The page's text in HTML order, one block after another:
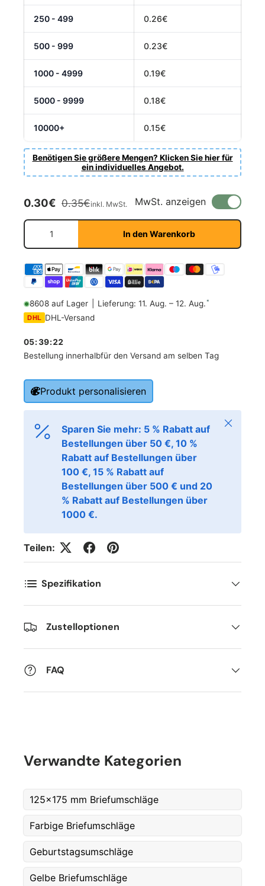
250 - 499 0.26€
500 - 999 0.23€
1000 - 4999 0.19€
5000 - 9999 0.18€
10000+ 0.15€
Benötigen Sie größere Mengen? Klicken Sie hier für
ein individuelles Angebot.
Verkaufspreis
0.30€ Normaler Preis
0.35€inkl. MwSt. MwSt. anzeigen
Anzahl
In den Warenkorb
8608 auf Lager Lieferung: 11. Aug. – 12. Aug.*
DHL DHL-Versand
Bestellung innerhalb
05: 39:21
für den Versand am selben Tag
Produkt personalisieren
Sparen Sie mehr: 5 % Rabatt auf
Bestellungen über 50 €, 10 %
Rabatt auf Bestellungen über
100 €, 15 % Rabatt auf
Bestellungen über 500 € und 20
% Rabatt auf Bestellungen über
1000 €.
Schließen
Teilen:
Spezifikation
Zustelloptionen
FAQ
Verwandte Kategorien
125x175 mm Briefumschläge
Farbige Briefumschläge
Geburtstagsumschläge
Gelbe Briefumschläge